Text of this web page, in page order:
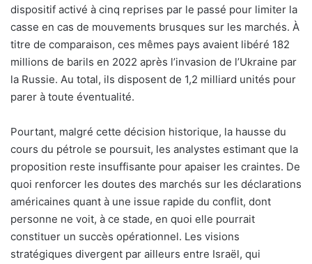
dispositif activé à cinq reprises par le passé pour limiter la
casse en cas de mouvements brusques sur les marchés. À
titre de comparaison, ces mêmes pays avaient libéré 182
millions de barils en 2022 après l’invasion de l’Ukraine par
la Russie. Au total, ils disposent de 1,2 milliard unités pour
parer à toute éventualité.
Pourtant, malgré cette décision historique, la hausse du
cours du pétrole se poursuit, les analystes estimant que la
proposition reste insuffisante pour apaiser les craintes. De
quoi renforcer les doutes des marchés sur les déclarations
américaines quant à une issue rapide du conflit, dont
personne ne voit, à ce stade, en quoi elle pourrait
constituer un succès opérationnel. Les visions
stratégiques divergent par ailleurs entre Israël, qui